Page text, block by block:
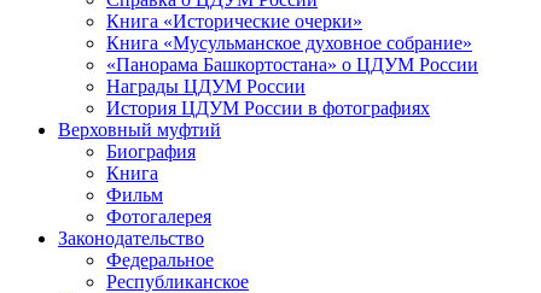
Книга «Исторические очерки»
Книга «Мусульманское духовное собрание»
«Панорама Башкортостана» о ЦДУМ России
Награды ЦДУМ России
История ЦДУМ России в фотографиях
Верховный муфтий
Биография
Книга
Фильм
Фотогалерея
Законодательство
Федеральное
Республиканское